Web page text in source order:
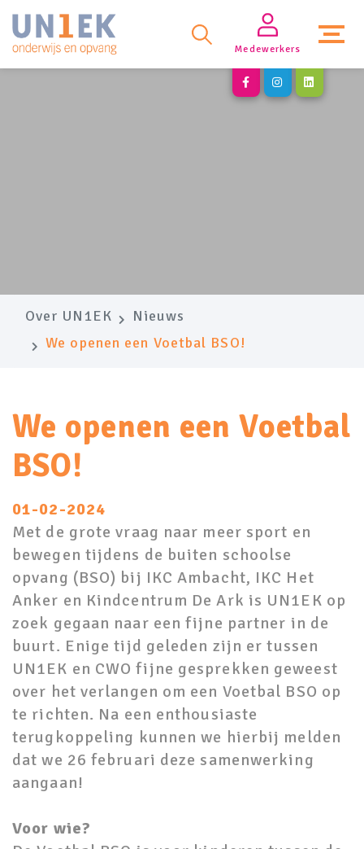
Medewerkers
Over UN1EK
Nieuws
We openen een Voetbal BSO!
We openen een Voetbal
BSO!
01-02-2024
Met de grote vraag naar meer sport en
bewegen tijdens de buiten schoolse
opvang (BSO) bij IKC Ambacht, IKC Het
Anker en Kindcentrum De Ark is UN1EK op
zoek gegaan naar een fijne partner in de
buurt. Enige tijd geleden zijn er tussen
UN1EK en CWO fijne gesprekken geweest
over het verlangen om een Voetbal BSO op
te richten. Na een enthousiaste
terugkoppeling kunnen we hierbij melden
dat we 26 februari deze samenwerking
aangaan!
Voor wie?